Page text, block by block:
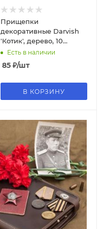
Прищепки
декоративные Darvish
'Котик', дерево, 10
шт.;уп., DV-H-1081
Есть в наличии
85 ₽/шт
В КОРЗИНУ